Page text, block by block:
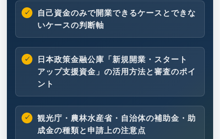
自己資金のみで開業できるケースとできな
いケースの判断軸
日本政策金融公庫「新規開業・スタート
アップ支援資金」の活用方法と審査のポイ
ント
観光庁・農林水産省・自治体の補助金・助
成金の種類と申請上の注意点